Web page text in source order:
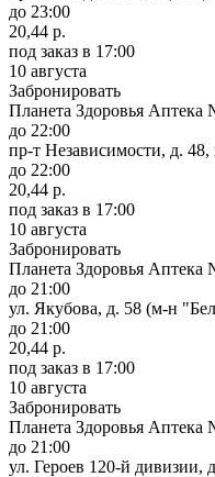
до 23:00
20,44 р.
под заказ в 17:00
10 августа
Забронировать
Планета Здоровья Аптека
до 22:00
пр-т Независимости, д.
до 22:00
20,44 р.
под заказ в 17:00
10 августа
Забронировать
Планета Здоровья Аптека
до 21:00
ул. Якубова, д. 58 (м-н
до 21:00
20,44 р.
под заказ в 17:00
10 августа
Забронировать
Планета Здоровья Аптека
до 21:00
ул. Героев 120-й дивизии,